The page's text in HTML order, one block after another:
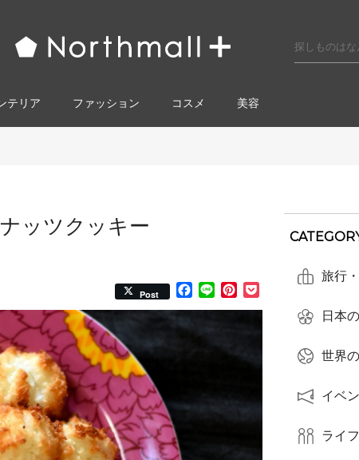
テリア ファッション コスメ​ 美容
ッツクッキー
Post Facebook
Line Pinterest
Pocket
旅行
日本
世界
イベ
ライ